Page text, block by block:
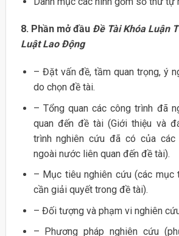
8. Phần mở đầu Đề Tài Khóa Luận
Luật Lao Động
– Đặt vấn đề, tầm quan trọng, ý
do chọn đề tài.
– Tổng quan các công trình đã
quan đến đề tài (Giới thiệu và
trình nghiên cứu đã có của
ngoài nước liên quan đến đề tài).
– Mục tiêu nghiên cứu (các mục
cần giải quyết trong đề tài).
– Đối tượng và phạm vi nghiên
– Phương pháp nghiên cứu